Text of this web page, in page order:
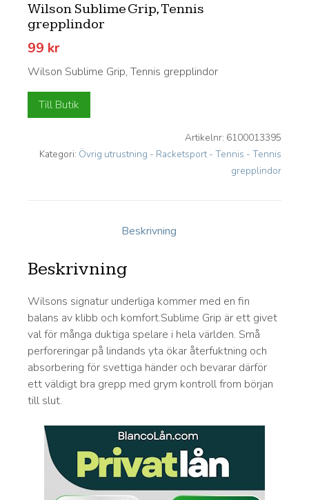
Wilson Sublime Grip, Tennis
grepplindor
99 kr
Wilson Sublime Grip, Tennis grepplindor
Till Butik
Artikelnr: 6100013395
Kategori: Övrig utrustning - Racketsport - Tennis - Tennis
grepplindor
Beskrivning
Beskrivning
Wilsons signatur underliga kommer med en fin
balans av klibb och komfort.Sublime Grip är ett givet
val för många duktiga spelare i hela världen. Små
perforeringar på lindands yta ökar återfuktning och
absorbering för svettiga händer och bevarar därför
ett väldigt bra grepp med grym kontroll from början
till slut.